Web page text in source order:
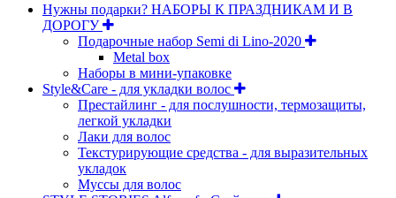
Нужны подарки? НАБОРЫ К ПРАЗДНИКАМ И В
ДОРОГУ
Подарочные набор Semi di Lino-2020
Metal box
Наборы в мини-упаковке
Style&Care - для укладки волос
Престайлинг - для послушности, термозащиты,
легкой укладки
Лаки для волос
Текстурирующие средства - для выразительных
укладок
Муссы для волос